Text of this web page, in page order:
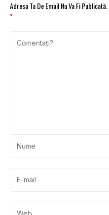
Adresa Ta De Email Nu Va Fi Publicată.
*